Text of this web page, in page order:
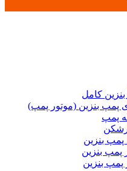
کامل
پمپ بنزین (موتور پمپ)
پمپ
پمپ بنزین
پمپ بنزین
پمپ بنزین